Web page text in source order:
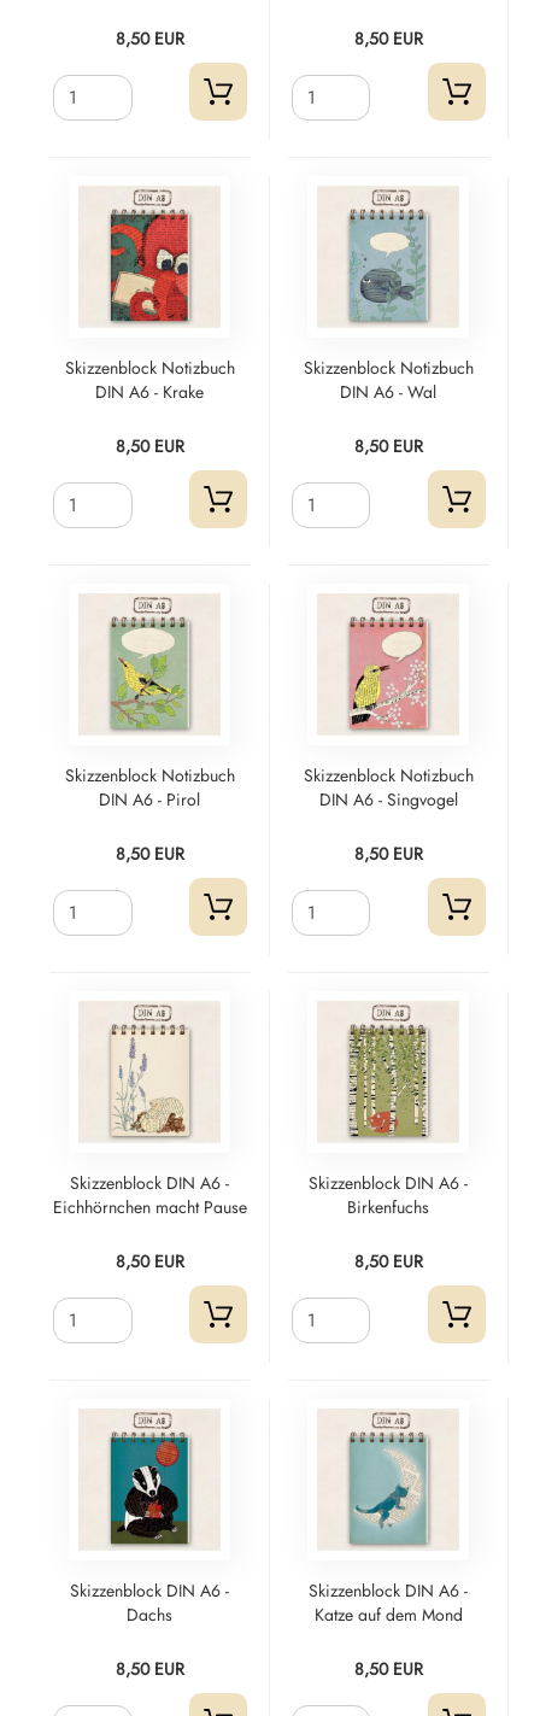
8,50 EUR 8,50 EUR
Skizzenblock Notizbuch
DIN A6 - Krake
8,50 EUR
Skizzenblock Notizbuch
DIN A6 - Wal
8,50 EUR
Skizzenblock Notizbuch
DIN A6 - Pirol
8,50 EUR
Skizzenblock Notizbuch
DIN A6 - Singvogel
8,50 EUR
Skizzenblock DIN A6 -
Eichhörnchen macht Pause
8,50 EUR
Skizzenblock DIN A6 -
Birkenfuchs
8,50 EUR
Skizzenblock DIN A6 -
Dachs
8,50 EUR
Skizzenblock DIN A6 -
Katze auf dem Mond
8,50 EUR